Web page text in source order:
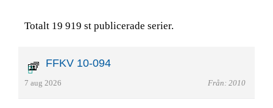
Totalt 19 919 st publicerade serier.
FFKV 10-094
7 aug 2026 Från: 2010